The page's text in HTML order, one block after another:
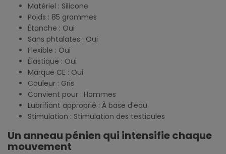
Matériel : Silicone
Poids : 85 grammes
Étanche : Oui
Sans phtalates : Oui
Flexible : Oui
Élastique : Oui
Marque CE : Oui
Couleur : Gris
Convient pour : Hommes
Lubrifiant approprié : À base d'eau
Stimulation : Stimulation des testicules
Un anneau pénien qui intensifie chaque
mouvement